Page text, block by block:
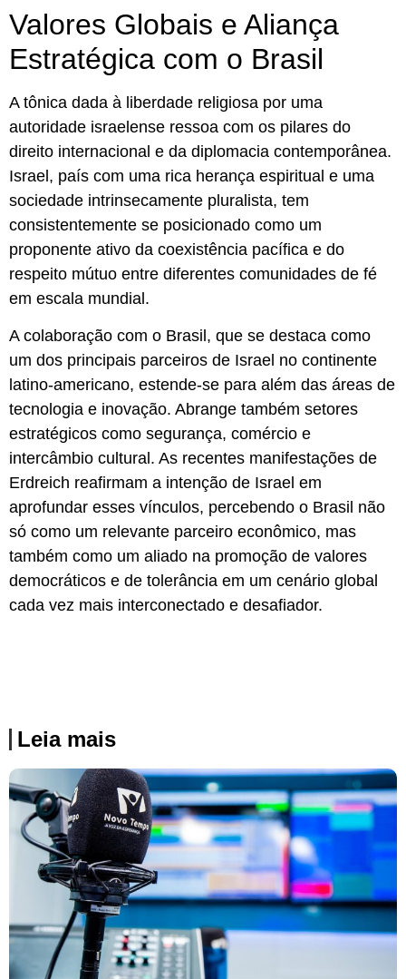
Valores Globais e Aliança
Estratégica com o Brasil
A tônica dada à liberdade religiosa por uma
autoridade israelense ressoa com os pilares do
direito internacional e da diplomacia contemporânea.
Israel, país com uma rica herança espiritual e uma
sociedade intrinsecamente pluralista, tem
consistentemente se posicionado como um
proponente ativo da coexistência pacífica e do
respeito mútuo entre diferentes comunidades de fé
em escala mundial.
A colaboração com o Brasil, que se destaca como
um dos principais parceiros de Israel no continente
latino-americano, estende-se para além das áreas de
tecnologia e inovação. Abrange também setores
estratégicos como segurança, comércio e
intercâmbio cultural. As recentes manifestações de
Erdreich reafirmam a intenção de Israel em
aprofundar esses vínculos, percebendo o Brasil não
só como um relevante parceiro econômico, mas
também como um aliado na promoção de valores
democráticos e de tolerância em um cenário global
cada vez mais interconectado e desafiador.
Leia mais